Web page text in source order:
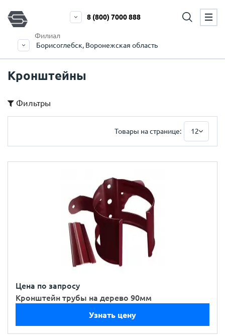
Филиал
Борисоглебск, Воронежская область
8 (800) 7000 888
Кронштейны
Фильтры
Товары на странице: 12
Цена по запросу
Кронштейн трубы на дерево 90мм
Узнать цену